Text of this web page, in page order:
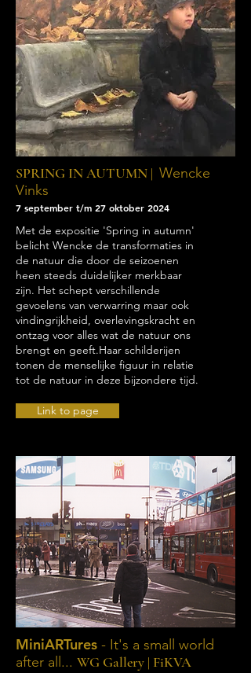
SPRING IN AUTUMN | Wencke
Vinks
7 september t/m 27 oktober 2024
Met de expositie 'Spring in autumn'
belicht Wencke de transformaties in
de natuur die door de seizoenen
heen steeds duidelijker merkbaar
zijn. Het schept verschillende
gevoelens van verwarring maar ook
vindingrijkheid, overlevingskracht en
ontzag voor alles wat de natuur ons
brengt en geeft.Haar schilderijen
tonen de menselijke figuur in relatie
tot de natuur in deze bijzondere tijd.
Link to page
MiniARTures - It's a small world
after all... WG Gallery | FiKVA